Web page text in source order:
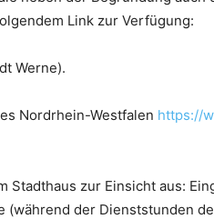
Link zur Verfügung:
Werne).
Nordrhein-Westfalen https://
zur Einsicht aus:
(während der Dienststunden